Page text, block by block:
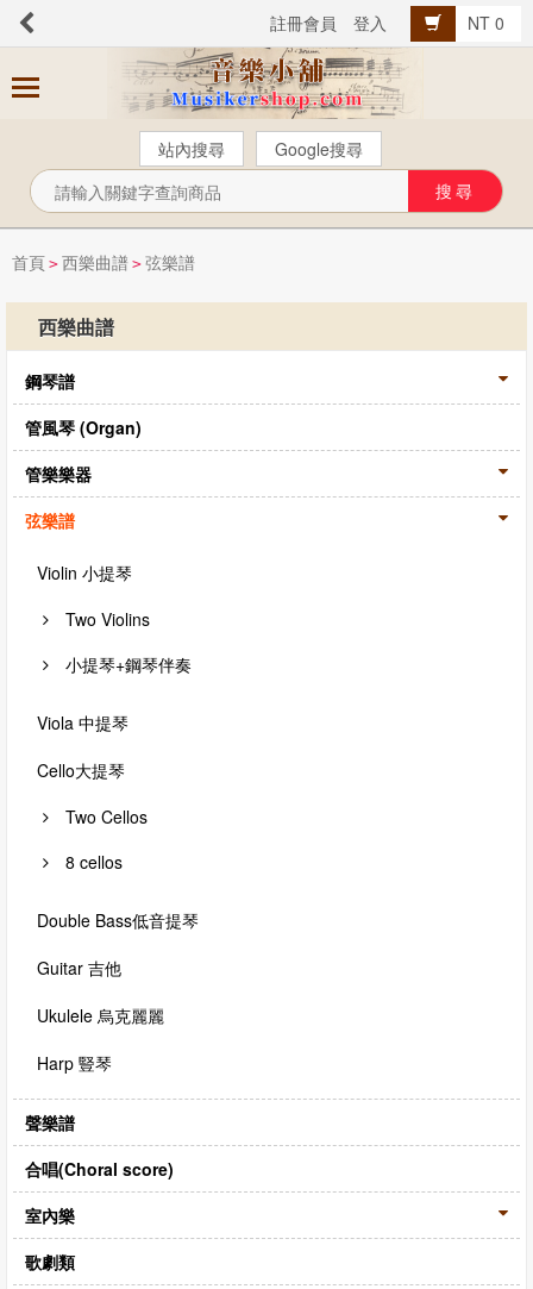
註冊會員 登入 NT 0
站內搜尋 Google搜尋
商
品
芬貝爾【中文版】
西樂曲譜
音樂叢書
Popular流行音樂
音樂考級
教材教具
樂器配件
總譜、樂團譜、爵士樂
音樂繪本・故事
114年全國音樂比賽指定曲
中國民樂
首頁 > 西樂曲譜 > 弦樂譜
西樂曲譜
鋼琴譜
管風琴 (Organ)
管樂樂器
弦樂譜
Violin 小提琴
Two Violins
小提琴+鋼琴伴奏
Viola 中提琴
Cello大提琴
Two Cellos
8 cellos
Double Bass低音提琴
Guitar 吉他
Ukulele 烏克麗麗
Harp 豎琴
聲樂譜
合唱(Choral score)
室內樂
歌劇類